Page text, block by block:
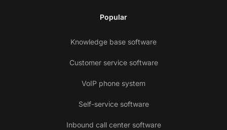
Popular
Knowledge base software
Customer service software
VoIP phone system
Self-service software
Inbound call center software